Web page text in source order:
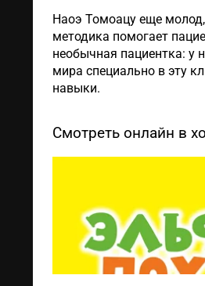
Наоэ Томоацу еще
методика помогает
необычная пациентка: у
мира специально в эту
навыки.
Смотреть онлайн в